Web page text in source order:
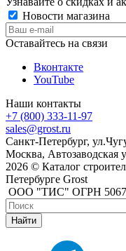
Новости магазина
Оставайтесь на связи
Вконтакте
YouTube
Наши контакты
+7 (800) 333-11-97
sales@grost.ru
Санкт-Петербург,
Москва, Автозаводская
2026 © Каталог
Петербурге Grost
ООО "ТИС" ОГРН
Найти